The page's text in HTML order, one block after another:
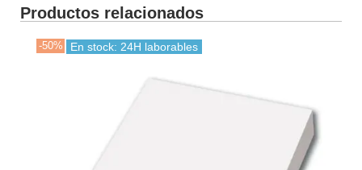
Productos relacionados
-50% En stock: 24H laborables